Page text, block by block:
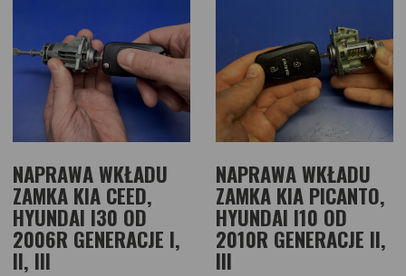
NAPRAWA WKŁADU
ZAMKA KIA CEED,
HYUNDAI I30 OD
2006R GENERACJE I,
II, III
NAPRAWA WKŁADU
ZAMKA KIA PICANTO,
HYUNDAI I10 OD
2010R GENERACJE II,
III